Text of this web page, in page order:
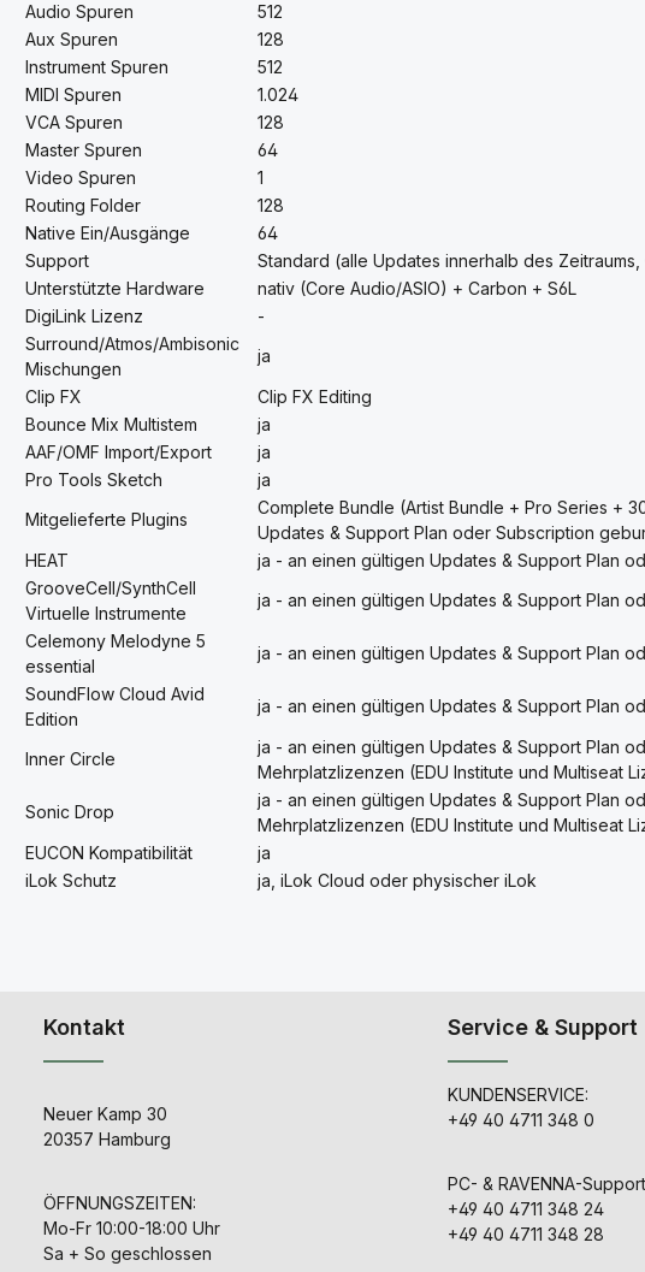
Audio Spuren
512
Aux Spuren
128
Instrument Spuren
512
MIDI Spuren
1.024
VCA Spuren
128
Master Spuren
64
Video Spuren
1
Routing Folder
128
Native Ein/Ausgänge
64
Support
Standard (alle Updates innerhalb des
Unterstützte Hardware
nativ (Core Audio/ASIO) + Carbon + S6L
DigiLink Lizenz
-
Surround/Atmos/Ambisonic
Mischungen
ja
Clip FX
Clip FX Editing
Bounce Mix Multistem
ja
AAF/OMF Import/Export
ja
Pro Tools Sketch
ja
Mitgelieferte Plugins
Complete Bundle (Artist Bundle + Pro Series +
Updates & Support Plan oder Subscription
HEAT
ja - an einen gültigen Updates & Support Plan
GrooveCell/SynthCell
Virtuelle Instrumente
ja - an einen gültigen Updates & Support Plan
Celemony Melodyne 5
essential
ja - an einen gültigen Updates & Support Plan
SoundFlow Cloud Avid
Edition
ja - an einen gültigen Updates & Support Plan
Inner Circle
ja - an einen gültigen Updates & Support Plan
Mehrplatzlizenzen (EDU Institute und Multiseat
Sonic Drop
ja - an einen gültigen Updates & Support Plan
Mehrplatzlizenzen (EDU Institute und Multiseat
EUCON Kompatibilität
ja
iLok Schutz
ja, iLok Cloud oder physischer iLok
Kontakt
Neuer Kamp 30
20357 Hamburg
ÖFFNUNGSZEITEN:
Mo-Fr 10:00-18:00 Uhr
Sa + So geschlossen
Service & Support
KUNDENSERVICE:
+49 40 4711 348 0
PC- & RAVENNA-
+49 40 4711 348 24
+49 40 4711 348 28